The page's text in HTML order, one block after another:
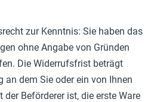
zur Kenntnis: Sie haben das
ohne Angabe von Gründen
Die Widerrufsfrist beträgt
an dem Sie oder ein von Ihnen
der Beförderer ist, die erste Ware